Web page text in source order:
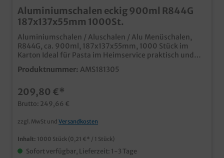
Aluminiumschalen eckig 900ml R844G
187x137x55mm 1000St.
Aluminiumschalen / Aluschalen / Alu Menüschalen,
R844G, ca. 900ml, 187x137x55mm, 1000 Stück im
Karton Ideal für Pasta im Heimservice praktisch und
stabil passender alukaschierter Deckel erhältlich (im
Zubehör)
Produktnummer: AMS181305
209,80 €*
Brutto: 249,66 €
zzgl. MwSt und Versandkosten
Inhalt: 1000 Stück (0,21 €* / 1 Stück)
Sofort verfügbar, Lieferzeit: 1-3 Tage